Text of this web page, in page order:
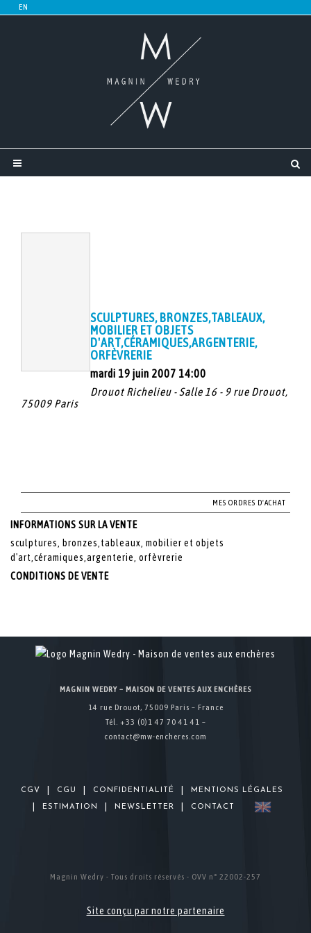
SCULPTURES, BRONZES,TABLEAUX,
MOBILIER ET OBJETS
D'ART,CÉRAMIQUES,ARGENTERIE,
ORFÈVRERIE
mardi 19 juin 2007 14:00
Drouot Richelieu - Salle 16 - 9 rue Drouot,
75009 Paris
MES ORDRES D'ACHAT
INFORMATIONS SUR LA VENTE
sculptures, bronzes,tableaux, mobilier et objets
d'art,céramiques,argenterie, orfèvrerie
CONDITIONS DE VENTE
MAGNIN WEDRY – MAISON DE VENTES AUX ENCHÈRES
14 rue Drouot, 75009 Paris – France
Tél. +33 (0)1 47 70 41 41 –
contact@mw-encheres.com
CGV CGU CONFIDENTIALITÉ MENTIONS LÉGALES
ESTIMATION NEWSLETTER CONTACT
Magnin Wedry - Tous droits réservés - OVV n° 22002-257
Site conçu par notre partenaire